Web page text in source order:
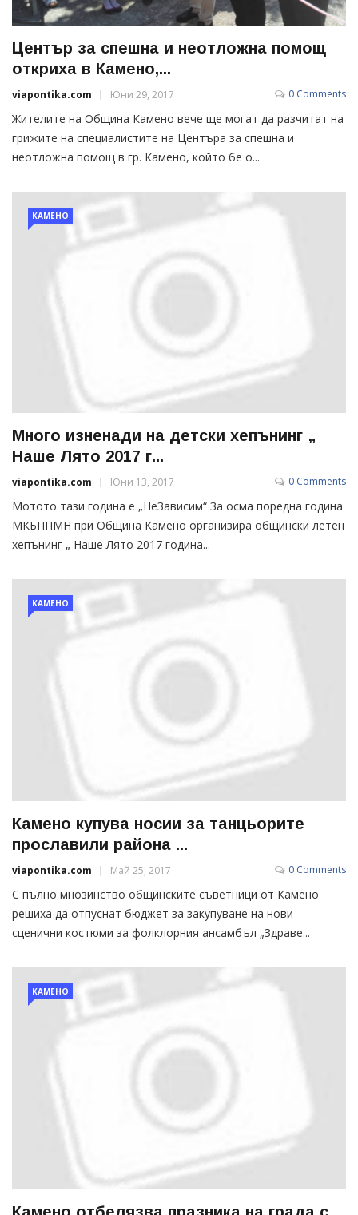
Център за спешна и неотложна помощ
откриха в Камено,...
viapontika.com Юни 29, 2017 0 Comments
Жителите на Община Камено вече ще могат да разчитат на
грижите на специалистите на Центъра за спешна и
неотложна помощ в гр. Камено, който бе о...
КАМЕНО
Много изненади на детски хепънинг „
Наше Лято 2017 г...
viapontika.com Юни 13, 2017 0 Comments
Мотото тази година е „НеЗависим“ За осма поредна година
МКБППМН при Община Камено организира общински летен
хепънинг „ Наше Лято 2017 година...
КАМЕНО
Камено купува носии за танцьорите
прославили района ...
viapontika.com Май 25, 2017 0 Comments
С пълно мнозинство общинските съветници от Камено
решиха да отпуснат бюджет за закупуване на нови
сценични костюми за фолклорния ансамбъл „Здраве...
КАМЕНО